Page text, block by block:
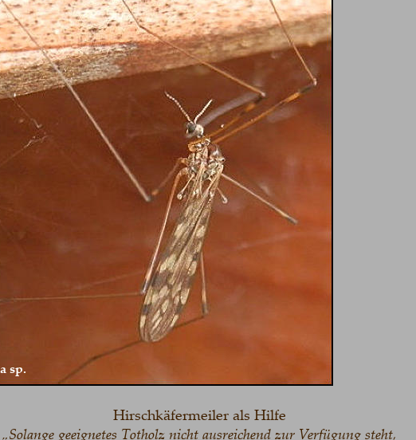
Hirschkäfermeiler als Hilfe
geeignetes Totholz nicht ausreichend zur Verfügung steht,